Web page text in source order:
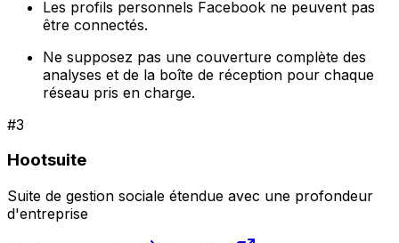
Les profils personnels Facebook ne peuvent pas
être connectés.
Ne supposez pas une couverture complète des
analyses et de la boîte de réception pour chaque
réseau pris en charge.
#3
Hootsuite
Suite de gestion sociale étendue avec une profondeur
d'entreprise